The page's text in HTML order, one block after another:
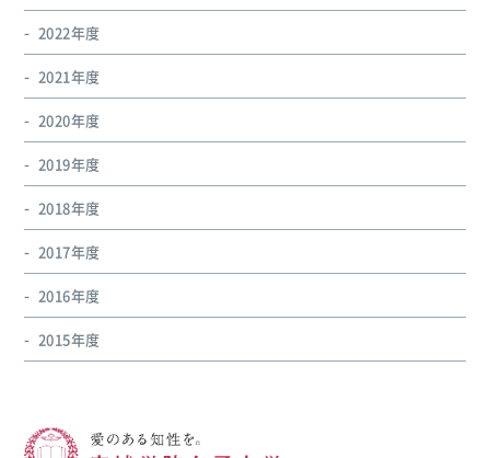
2022年度
2021年度
2020年度
2019年度
2018年度
2017年度
2016年度
2015年度